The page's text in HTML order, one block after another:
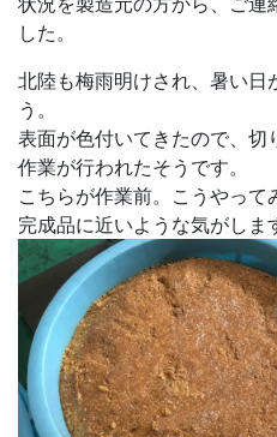
した。
北陸も梅雨明けされ、暑い日
う。
表面が色付いてきたので、切
作業が行われたそうです。
こちらが作業前。こうやって
完成品に近いような気がしま